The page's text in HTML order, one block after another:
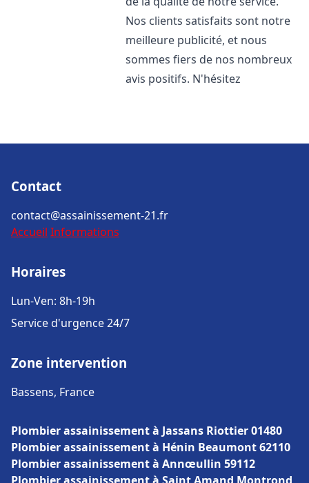
Nos clients satisfaits sont notre
meilleure publicité, et nous
sommes fiers de nos nombreux
avis positifs. N'hésitez
Contact
contact@assainissement-21.fr
Accueil Informations
Horaires
Lun-Ven: 8h-19h
Service d'urgence 24/7
Zone intervention
Bassens, France
Plombier assainissement à Jassans Riottier 01480
Plombier assainissement à Hénin Beaumont 62110
Plombier assainissement à Annœullin 59112